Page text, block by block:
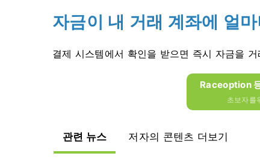
자금이 내 거래 계좌에 얼
결제 시스템에서 확인을 받으면 즉시 자금을
Raceoption
초보자를
관련 뉴스 저자의 콘텐츠 더보기